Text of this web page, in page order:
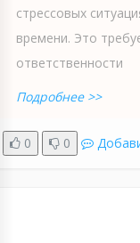
стрессовых
времени. Это
ответственности
Подробнее >>
0 0